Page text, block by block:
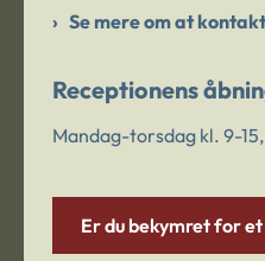
Se mere om at
Receptionens
Mandag-torsdag kl. 9-
Er du bekymret for